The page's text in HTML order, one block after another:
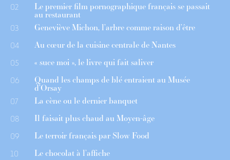
02 Le premier film pornographique français se passait
au restaurant
03 Geneviève Michon, l’arbre comme raison d’être
04 Au cœur de la cuisine centrale de Nantes
05 « suce moi », le livre qui fait saliver
06 Quand les champs de blé entraient au Musée
d’Orsay
07 La cène ou le dernier banquet
08 Il faisait plus chaud au Moyen-âge
09 Le terroir français par Slow Food
10 Le chocolat à l’affiche